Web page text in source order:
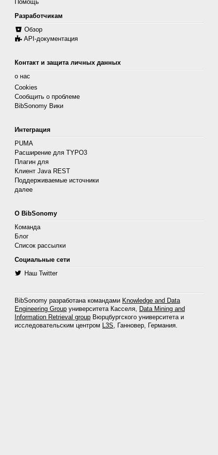
Помощь
Разработчикам
Обзор
API-документация
Контакт и защита личных данных
о нас
Cookies
Сообщить о проблеме
BibSonomy Вики
Интеграция
PUMA
Расширение для TYPO3
Плагин для
Клиент Java REST
Поддерживаемые источники
далее
О BibSonomy
Команда
Блог
Список рассылки
Социальные сети
Наш Twitter
BibSonomy разработана командами Knowledge and Data
Engineering Group университета Касселя, Data Mining and
Information Retrieval group Вюрцбургского университета и
исследовательским центром L3S, Ганновер, Германия.